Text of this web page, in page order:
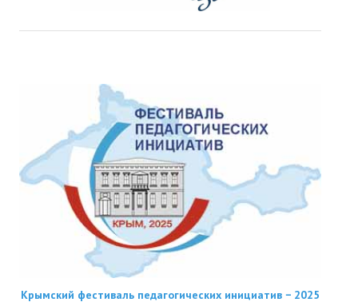
Крымский фестиваль педагогических инициатив − 2025